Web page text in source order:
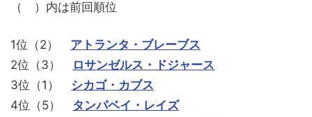
（ ）内は前回順位
1位（2） アトランタ・ブレーブス
2位（3）
ロサンゼルス・ドジャース
3位（1） シカゴ・カブス
4位（5） タンパベイ・レイズ